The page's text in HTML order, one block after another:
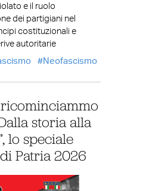
e il ruolo
dei partigiani nel
costituzionali e
autoritarie
Neofascismo
storia alla
lo speciale
Patria 2026